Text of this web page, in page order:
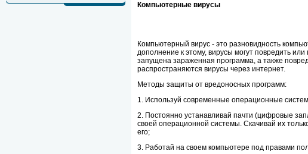
Компьютерные вирусы
Компьютерный вирус - это разновидность
дополнение к этому, вирусы могут повредить
запущена зараженная программа, а также
распространяются вирусы через интернет.
Методы защиты от вредоносных программ:
1. Используй современные операционные
2. Постоянно устанавливай пачти (цифровые
своей операционной системы. Скачивай их
его;
3. Работай на своем компьютере под правами